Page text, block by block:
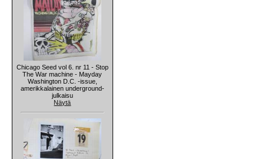
Chicago Seed vol 6. nr 11 - Stop
The War machine - Mayday
Washington D.C. -issue,
amerikkalainen underground-
julkaisu
Näytä